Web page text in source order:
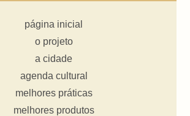
página inicial
o projeto
a cidade
agenda cultural
melhores práticas
melhores produtos